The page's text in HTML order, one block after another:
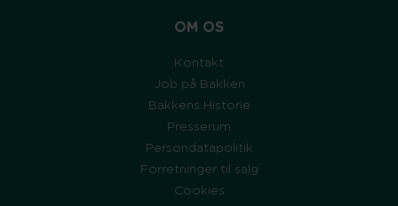
OM OS
Kontakt
Job på Bakken
Bakkens Historie
Presserum
Persondatapolitik
Forretninger til salg
Cookies